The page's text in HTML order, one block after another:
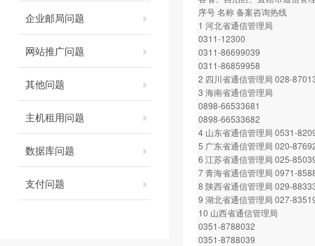
企业邮局问题
网站推广问题
其他问题
主机租用问题
数据库问题
支付问题
序号 名称 备案咨询热线
1 河北省通信管理局
0311-12300
0311-86699039
0311-86859958
2 四川省通信管理局 028-
3 海南省通信管理局
0898-66533681
0898-66533682
4 山东省通信管理局 0531-
5 广东省通信管理局 020-
6 江苏省通信管理局 025-
7 青海省通信管理局 0971-
8 陕西省通信管理局 029-
9 湖北省通信管理局 027-
10 山西省通信管理局
0351-8788032
0351-8788039